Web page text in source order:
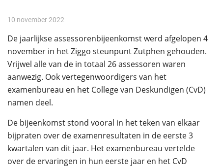
10 november 2022
De jaarlijkse assessorenbijeenkomst werd afgelopen 4
november in het Ziggo steunpunt Zutphen gehouden.
Vrijwel alle van de in totaal 26 assessoren waren
aanwezig. Ook vertegenwoordigers van het
examenbureau en het College van Deskundigen (CvD)
namen deel.
De bijeenkomst stond vooral in het teken van elkaar
bijpraten over de examenresultaten in de eerste 3
kwartalen van dit jaar. Het examenbureau vertelde
over de ervaringen in hun eerste jaar en het CvD